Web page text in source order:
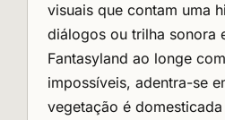
visuais que contam uma
diálogos ou trilha sonora
Fantasyland ao longe
impossíveis, adentra-se
vegetação é